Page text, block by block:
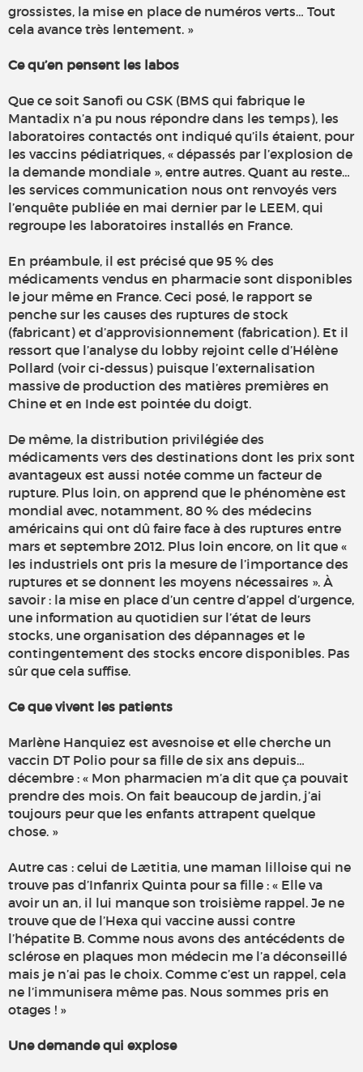
grossistes, la mise en place de numéros verts… Tout
cela avance très lentement. »
Ce qu’en pensent les labos
Que ce soit Sanofi ou GSK (BMS qui fabrique le
Mantadix n’a pu nous répondre dans les temps), les
laboratoires contactés ont indiqué qu’ils étaient, pour
les vaccins pédiatriques, « dépassés par l’explosion de
la demande mondiale », entre autres. Quant au reste…
les services communication nous ont renvoyés vers
l’enquête publiée en mai dernier par le LEEM, qui
regroupe les laboratoires installés en France.
En préambule, il est précisé que 95 % des
médicaments vendus en pharmacie sont disponibles
le jour même en France. Ceci posé, le rapport se
penche sur les causes des ruptures de stock
(fabricant) et d’approvisionnement (fabrication). Et il
ressort que l’analyse du lobby rejoint celle d’Hélène
Pollard (voir ci-dessus) puisque l’externalisation
massive de production des matières premières en
Chine et en Inde est pointée du doigt.
De même, la distribution privilégiée des
médicaments vers des destinations dont les prix sont
avantageux est aussi notée comme un facteur de
rupture. Plus loin, on apprend que le phénomène est
mondial avec, notamment, 80 % des médecins
américains qui ont dû faire face à des ruptures entre
mars et septembre 2012. Plus loin encore, on lit que «
les industriels ont pris la mesure de l’importance des
ruptures et se donnent les moyens nécessaires ». À
savoir : la mise en place d’un centre d’appel d’urgence,
une information au quotidien sur l’état de leurs
stocks, une organisation des dépannages et le
contingentement des stocks encore disponibles. Pas
sûr que cela suffise.
Ce que vivent les patients
Marlène Hanquiez est avesnoise et elle cherche un
vaccin DT Polio pour sa fille de six ans depuis…
décembre : « Mon pharmacien m’a dit que ça pouvait
prendre des mois. On fait beaucoup de jardin, j’ai
toujours peur que les enfants attrapent quelque
chose. »
Autre cas : celui de Lætitia, une maman lilloise qui ne
trouve pas d’Infanrix Quinta pour sa fille : « Elle va
avoir un an, il lui manque son troisième rappel. Je ne
trouve que de l’Hexa qui vaccine aussi contre
l’hépatite B. Comme nous avons des antécédents de
sclérose en plaques mon médecin me l’a déconseillé
mais je n’ai pas le choix. Comme c’est un rappel, cela
ne l’immunisera même pas. Nous sommes pris en
otages ! »
Une demande qui explose